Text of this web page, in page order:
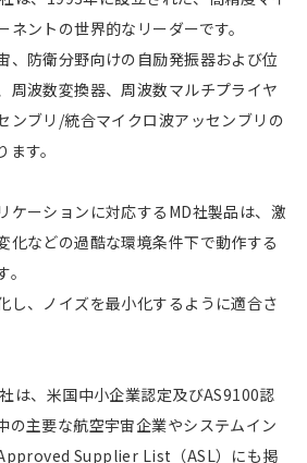
ントの世界的なリーダーです。
、防衛分野向けの自励発振器および位
周波数変換器、周波数マルチプライヤ
ンブリ/統合マイクロ波アッセンブリの
す。
ケーションに対応するMD社製品は、激
化などの過酷な環境条件下で動作する
し、ノイズを最小化するように適合さ
は、米国中小企業認定及びAS9100認
の主要な航空宇宙企業やシステムイン
Supplier List（ASL）にも掲